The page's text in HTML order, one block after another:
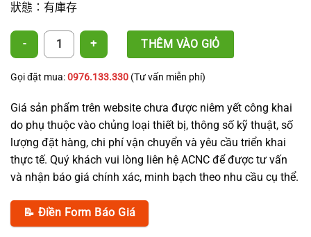
狀態：有庫存
吊掛式微灑水器 數量 THÊM VÀO GIỎ
Gọi đặt mua:0976.133.330 (Tư vấn miễn phí)
Giá sản phẩm trên website chưa được niêm yết công khai
do phụ thuộc vào chủng loại thiết bị, thông số kỹ thuật, số
lượng đặt hàng, chi phí vận chuyển và yêu cầu triển khai
thực tế. Quý khách vui lòng liên hệ ACNC để được tư vấn
và nhận báo giá chính xác, minh bạch theo nhu cầu cụ thể.
📝 Điền Form Báo Giá